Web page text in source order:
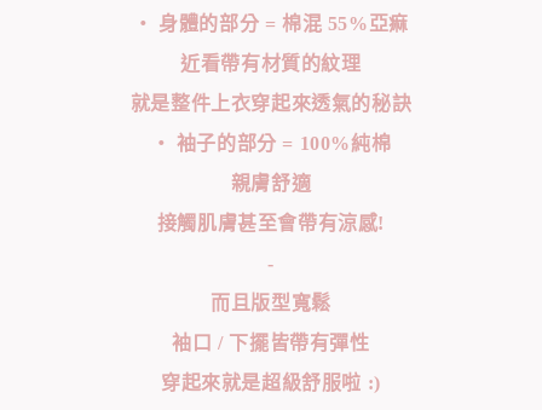
‧ 身體的部分 = 棉混 55%亞痲
近看帶有材質的紋理
就是整件上衣穿起來透氣的秘訣
‧ 袖子的部分 = 100%純棉
親膚舒適
接觸肌膚甚至會帶有涼感!
-
而且版型寬鬆
袖口 / 下擺皆帶有彈性
穿起來就是超級舒服啦 :)